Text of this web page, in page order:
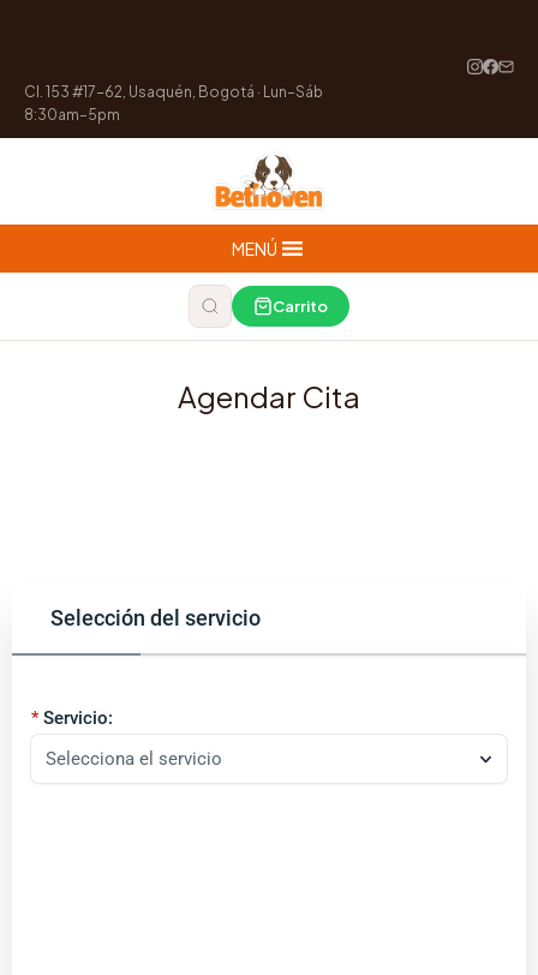
Cl. 153 #17-62, Usaquén, Bogotá · Lun–Sáb
8:30am–5pm
MENÚ
Carrito
Agendar Cita
Selección del servicio
Servicio:
Selecciona el servicio